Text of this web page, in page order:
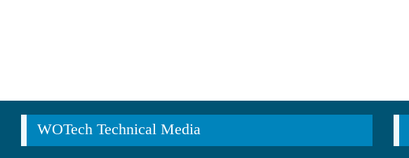
WOTech Technical Media